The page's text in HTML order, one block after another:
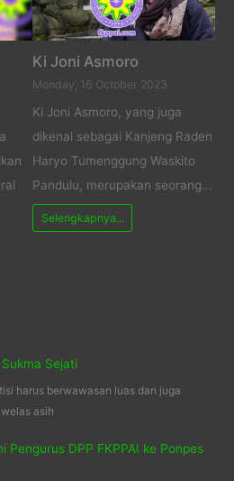
Ki Joni Asmoro
Monday, 16 October 2023
Ki Joni Asmoro, yang juga
dikenal sebagai Kanjeng Raden
Haryo Tumenggung Waskito
Pandulu, merupakan seorang…
Selengkapnya...
Sejati
harus berwawasan luas dan juga
asih
Pengurus DPP FKPPAI ke Ponpes